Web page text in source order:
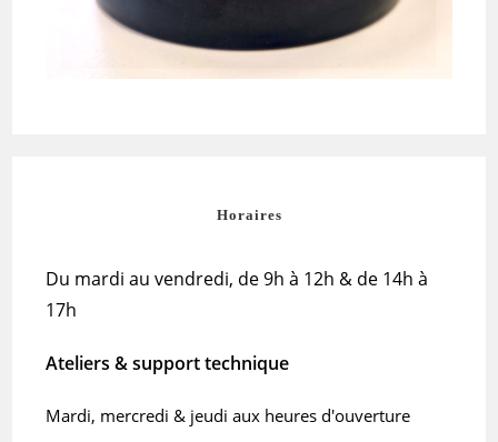
Horaires
Du mardi au vendredi, de 9h à 12h & de 14h à
17h
Ateliers & support technique
Mardi, mercredi & jeudi aux heures d'ouverture